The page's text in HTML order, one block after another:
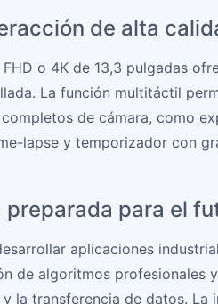
de alta
o 4K de 13,3 pulgadas
La función multitáctil
de cámara, como
lapse y temporizador con
para el
aplicaciones
de algoritmos profesionales
la transferencia de datos.